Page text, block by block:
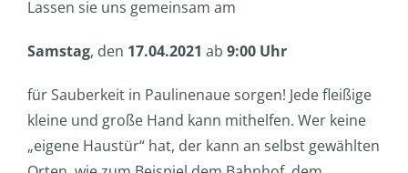
Lassen sie uns gemeinsam am
Samstag, den 17.04.2021 ab 9:00 Uhr
für Sauberkeit in Paulinenaue sorgen! Jede fleißige
kleine und große Hand kann mithelfen. Wer keine
„eigene Haustür“ hat, der kann an selbst gewählten